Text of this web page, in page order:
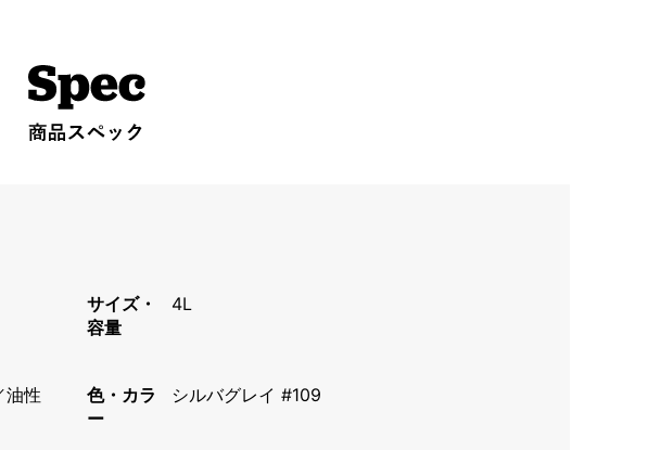
サイズ・
容量
4L
油性
色・カラ
ー
シルバグレイ #109